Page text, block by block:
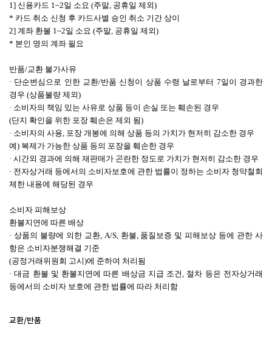
1] 신용카드 1~2일 소요 (주말, 공휴일 제외)
* 카드 취소 신청 후 카드사별 승인 취소 기간 상이
2] 계좌 환불 1~2일 소요 (주말, 공휴일 제외)
* 본인 명의 계좌 필요
반품/교환 불가사유
· 단순변심으로 인한 교환/반품 신청이 상품 수령 날로부터 7일이 경과한
경우 (상품불량 제외)
· 소비자의 책임 있는 사유로 상품 등이 손실 또는 훼손된 경우
(단지 확인을 위한 포장 훼손은 제외 됨)
· 소비자의 사용, 포장 개봉에 의해 상품 등의 가치가 현저히 감소한 경우
예) 복제가 가능한 상품 등의 포장을 훼손한 경우
· 시간외 경과에 의해 재판매가 곤란한 정도로 가치가 현저히 감소한 경우
· 전자상거래 등에서의 소비자보호에 관한 법률이 정하는 소비자 청약철회
제한 내용에 해당된 경우
소비자 피해보상
환불지연에 따른 배상
· 상품의 불량에 의한 교환, A/S, 환불, 품질보증 및 피해보상 등에 관한 사
항은 소비자분쟁해결 기준
(공정거래위원회 고시)에 준하여 처리됨
· 대금 환불 및 환불지연에 따른 배상금 지급 조건, 절차 등은 전자상거래
등에서의 소비자 보호에 관한 법률에 따라 처리함
교환/반품